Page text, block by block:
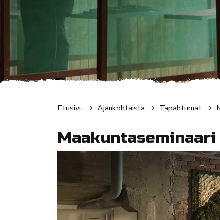
Etusivu Ajankohtaista Tapahtumat
Maakuntaseminaari